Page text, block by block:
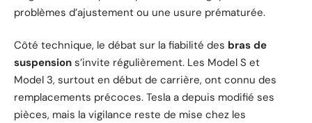
problèmes d’ajustement ou une usure prématurée.
Côté technique, le débat sur la fiabilité des bras de
suspension s’invite régulièrement. Les Model S et
Model 3, surtout en début de carrière, ont connu des
remplacements précoces. Tesla a depuis modifié ses
pièces, mais la vigilance reste de mise chez les